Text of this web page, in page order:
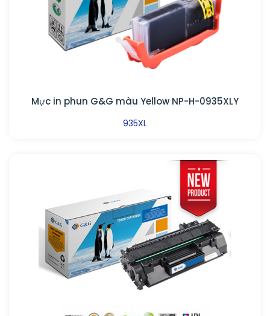
Mực in phun G&G màu Yellow NP-H-0935XLY
935XL